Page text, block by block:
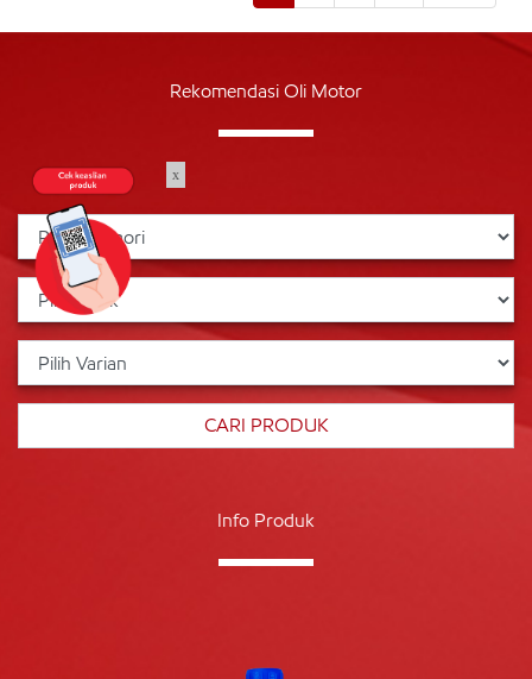
Rekomendasi Oli Motor
Info Produk
x